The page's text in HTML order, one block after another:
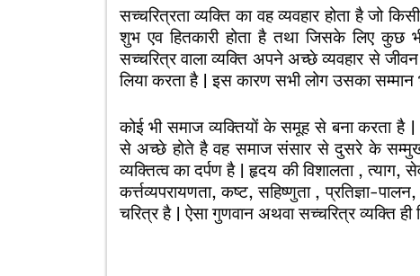
सच्चरित्रता व्यक्ति का वह व्यवहार होता है जो
शुभ एव हितकारी होता है तथा जिसके लिए कुछ
सच्चरित्र वाला व्यक्ति अपने अच्छे व्यवहार से
लिया करता है | इस कारण सभी लोग उसका
कोई भी समाज व्यक्तियों के समूह से बना करता है
से अच्छे होते है वह समाज संसार से दुसरे के
व्यक्तित्व का दर्पण है | हृदय की विशालता , त्याग,
कर्त्तव्यपरायणता, कष्ट, सहिष्णुता , प्रतिज्ञा-
चरित्र है | ऐसा गुणवान अथवा सच्चरित्र व्यक्ति ही